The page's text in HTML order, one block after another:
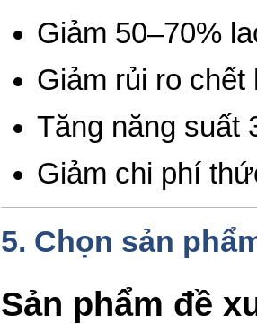
Giảm 50–70%
Giảm rủi ro chết
Tăng năng suất
Giảm chi phí
5. Chọn sản
Sản phẩm đề